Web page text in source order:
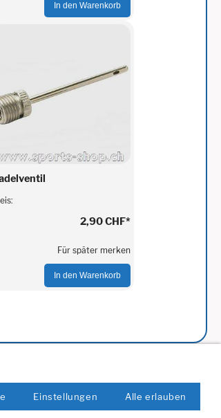
In den Warenkorb
2,90 CHF*
Für später merken
In den Warenkorb
Cookies
Einstellungen Alle erlauben